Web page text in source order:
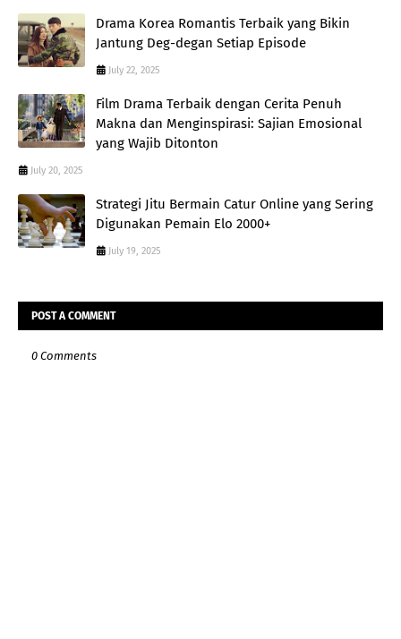
Drama Korea Romantis Terbaik yang Bikin
Jantung Deg-degan Setiap Episode
July 22, 2025
Film Drama Terbaik dengan Cerita Penuh
Makna dan Menginspirasi: Sajian Emosional
yang Wajib Ditonton
July 20, 2025
Strategi Jitu Bermain Catur Online yang Sering
Digunakan Pemain Elo 2000+
July 19, 2025
POST A COMMENT
0 Comments